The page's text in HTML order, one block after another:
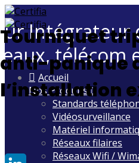
Intégrateur
télécom
Skip
to
Accueil
Nos Produits
Standards
Vidéosurveillance
Matériel
Réseaux filaires
Réseaux Wifi /
Tourniquet
anti-panique
l’installation